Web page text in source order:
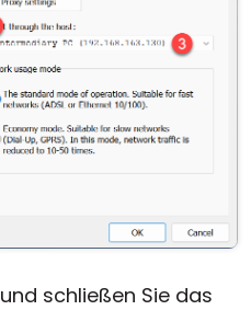
und schließen Sie das